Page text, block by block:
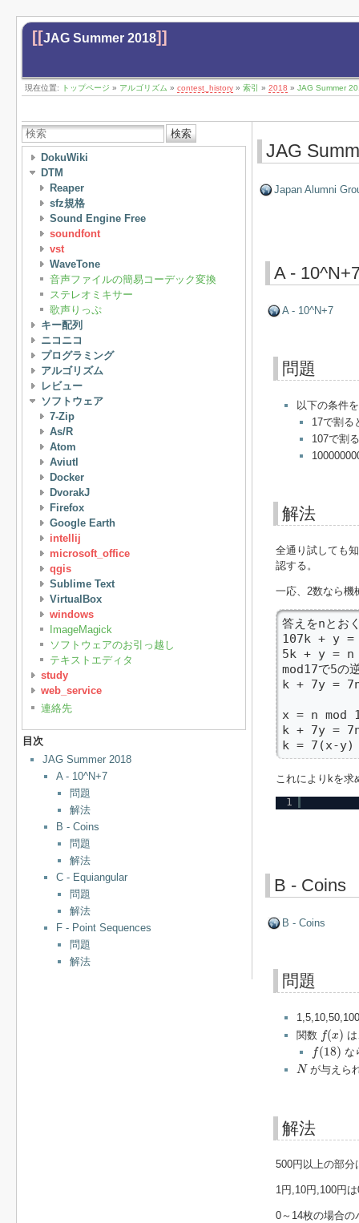
[[JAG Summer 2018]]
現在位置: トップページ » アルゴリズム » contest_history » 索引 » 2018 » JAG Summer
検索
DokuWiki
DTM
Reaper
sfz規格
Sound Engine Free
soundfont
vst
WaveTone
音声ファイルの簡易コーデック変換
ステレオミキサー
歌声りっぷ
キー配列
ニコニコ
プログラミング
アルゴリズム
レビュー
ソフトウェア
7-Zip
As/R
Atom
Aviutl
Docker
DvorakJ
Firefox
Google Earth
intellij
microsoft_office
qgis
Sublime Text
VirtualBox
windows
ImageMagick
ソフトウェアのお引っ越し
テキストエディタ
study
web_service
連絡先
目次
JAG Summer 2018
A - 10^N+7
問題
解法
B - Coins
問題
解法
C - Equiangular
問題
解法
F - Point Sequences
問題
解法
JAG
Japan Alumni
A -
A - 10^N+7
問題
以下の条件
17で割る
107で割
解法
全通り試しても
認する。
一応、2数なら機
答えをnとお
107k + y =
5k + y = n
mod17で5の
k + 7y =
x = n mod
k + 7y =
k = 7(x-y)
これによりkを求
1
B - Coins
B - Coins
問題
関数 f(x)
(x
f(18)
(18) な
N
N が与えら
解法
500円以上の部分
1円,10円,100円
0～14枚の場合の